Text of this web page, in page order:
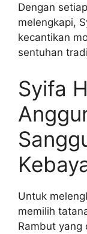
Dengan
melengkapi,
kecantikan
sentuhan
Syifa
Untuk
memilih
Rambut yang